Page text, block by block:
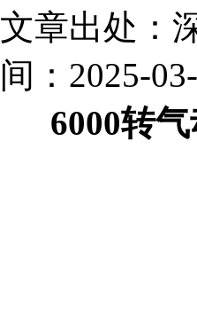
文章出处：
间：2025-
6000转